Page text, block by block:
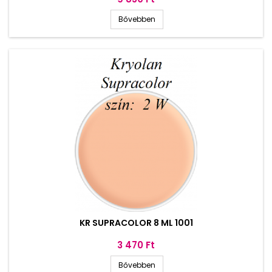
Bővebben
KR SUPRACOLOR 8 ML 1001
Ár
3 470 Ft
Bővebben